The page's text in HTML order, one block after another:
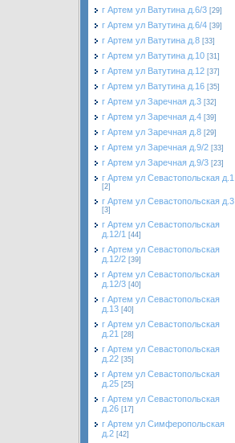
г Артем ул Ватутина д.6/3 [29]
г Артем ул Ватутина д.6/4 [39]
г Артем ул Ватутина д.8 [33]
г Артем ул Ватутина д.10 [31]
г Артем ул Ватутина д.12 [37]
г Артем ул Ватутина д.16 [35]
г Артем ул Заречная д.3 [32]
г Артем ул Заречная д.4 [39]
г Артем ул Заречная д.8 [29]
г Артем ул Заречная д.9/2 [33]
г Артем ул Заречная д.9/3 [23]
г Артем ул Севастопольская д.1
[2]
г Артем ул Севастопольская д.3
[3]
г Артем ул Севастопольская
д.12/1 [44]
г Артем ул Севастопольская
д.12/2 [39]
г Артем ул Севастопольская
д.12/3 [40]
г Артем ул Севастопольская
д.13 [40]
г Артем ул Севастопольская
д.21 [28]
г Артем ул Севастопольская
д.22 [35]
г Артем ул Севастопольская
д.25 [25]
г Артем ул Севастопольская
д.26 [17]
г Артем ул Симферопольская
д.2 [42]